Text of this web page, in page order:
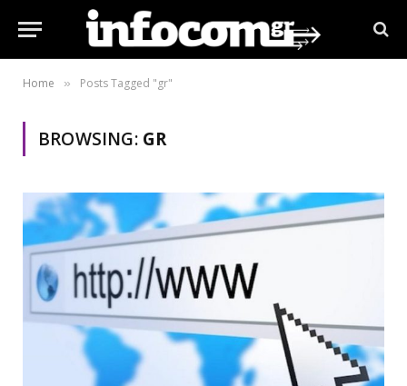
Home » Posts Tagged "gr"
BROWSING: GR